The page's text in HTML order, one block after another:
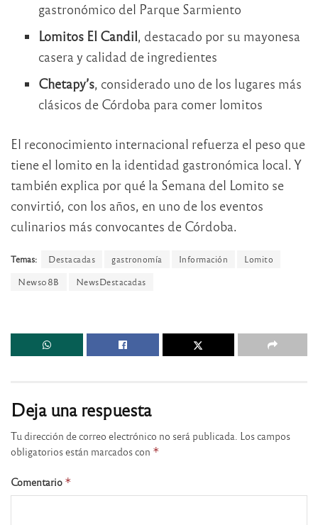
gastronómico del Parque Sarmiento
Lomitos El Candil, destacado por su mayonesa
casera y calidad de ingredientes
Chetapy’s, considerado uno de los lugares más
clásicos de Córdoba para comer lomitos
El reconocimiento internacional refuerza el peso que
tiene el lomito en la identidad gastronómica local. Y
también explica por qué la Semana del Lomito se
convirtió, con los años, en uno de los eventos
culinarios más convocantes de Córdoba.
Temas: Destacadas gastronomía Información
Lomito
News08B
NewsDestacadas
Deja una respuesta
Tu dirección de correo electrónico no será publicada. Los campos
obligatorios están marcados con *
Comentario *